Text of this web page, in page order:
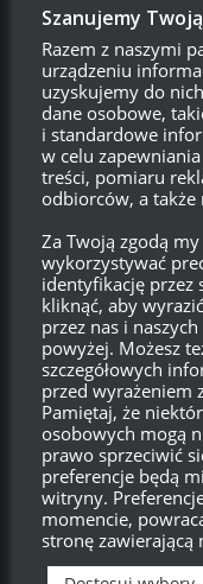
– Nie boicie się, że
powodu nowego
Pankov:Oczywiście.
najmniej dotkliwe dla
najwięcej
chcemy to
przyzwyczajenie.
dla gracza, dzięki
swojej maszyny na
przypadki, że czołg
– Dlaczego tak
obecnie w Blitz?
Pankov:Nie tyle
do MM. Obecny
mecze, że 10-tki
mogą sobie
problemów.
przegranego – możesz
MM +/-1 byłyby po
Szanujemy
Razem z naszymi
urządzeniu
uzyskujemy do
dane osobowe,
i standardowe
w celu
treści, pomiaru
odbiorców, a
Za Twoją zgodą
wykorzystywać
identyfikację przez
kliknąć, aby
przez nas i
powyżej. Możesz
szczegółowych
przed wyrażeniem
Pamiętaj, że
osobowych mogą
prawo sprzeciwić
preferencje będą
witryny.
momencie,
stronę zawierającą